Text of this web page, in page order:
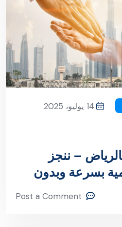
14 يوليو، 2025
– ننجز
بسرعة وبدون
Post a Comment